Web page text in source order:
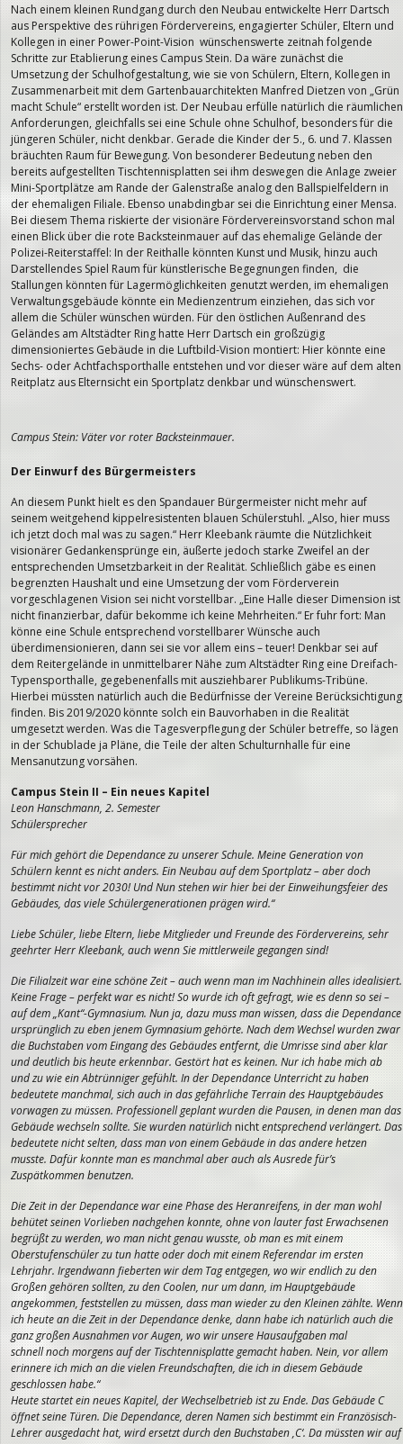
Nach einem kleinen Rundgang durch den Neubau entwickelte Herr Dartsch
aus Perspektive des rührigen Fördervereins, engagierter Schüler, Eltern und
Kollegen in einer Power-Point-Vision wünschenswerte zeitnah folgende
Schritte zur Etablierung eines Campus Stein. Da wäre zunächst die
Umsetzung der Schulhofgestaltung, wie sie von Schülern, Eltern, Kollegen in
Zusammenarbeit mit dem Gartenbauarchitekten Manfred Dietzen von „Grün
macht Schule“ erstellt worden ist. Der Neubau erfülle natürlich die räumlichen
Anforderungen, gleichfalls sei eine Schule ohne Schulhof, besonders für die
jüngeren Schüler, nicht denkbar. Gerade die Kinder der 5., 6. und 7. Klassen
bräuchten Raum für Bewegung. Von besonderer Bedeutung neben den
bereits aufgestellten Tischtennisplatten sei ihm deswegen die Anlage zweier
Mini-Sportplätze am Rande der Galenstraße analog den Ballspielfeldern in
der ehemaligen Filiale. Ebenso unabdingbar sei die Einrichtung einer Mensa.
Bei diesem Thema riskierte der visionäre Fördervereinsvorstand schon mal
einen Blick über die rote Backsteinmauer auf das ehemalige Gelände der
Polizei-Reiterstaffel: In der Reithalle könnten Kunst und Musik, hinzu auch
Darstellendes Spiel Raum für künstlerische Begegnungen finden, die
Stallungen könnten für Lagermöglichkeiten genutzt werden, im ehemaligen
Verwaltungsgebäude könnte ein Medienzentrum einziehen, das sich vor
allem die Schüler wünschen würden. Für den östlichen Außenrand des
Geländes am Altstädter Ring hatte Herr Dartsch ein großzügig
dimensioniertes Gebäude in die Luftbild-Vision montiert: Hier könnte eine
Sechs- oder Achtfachsporthalle entstehen und vor dieser wäre auf dem alten
Reitplatz aus Elternsicht ein Sportplatz denkbar und wünschenswert.
Campus Stein: Väter vor roter Backsteinmauer.
Der Einwurf des Bürgermeisters
An diesem Punkt hielt es den Spandauer Bürgermeister nicht mehr auf
seinem weitgehend kippelresistenten blauen Schülerstuhl. „Also, hier muss
ich jetzt doch mal was zu sagen.“ Herr Kleebank räumte die Nützlichkeit
visionärer Gedankensprünge ein, äußerte jedoch starke Zweifel an der
entsprechenden Umsetzbarkeit in der Realität. Schließlich gäbe es einen
begrenzten Haushalt und eine Umsetzung der vom Förderverein
vorgeschlagenen Vision sei nicht vorstellbar. „Eine Halle dieser Dimension ist
nicht finanzierbar, dafür bekomme ich keine Mehrheiten.“ Er fuhr fort: Man
könne eine Schule entsprechend vorstellbarer Wünsche auch
überdimensionieren, dann sei sie vor allem eins – teuer! Denkbar sei auf
dem Reitergelände in unmittelbarer Nähe zum Altstädter Ring eine Dreifach-
Typensporthalle, gegebenenfalls mit ausziehbarer Publikums-Tribüne.
Hierbei müssten natürlich auch die Bedürfnisse der Vereine Berücksichtigung
finden. Bis 2019/2020 könnte solch ein Bauvorhaben in die Realität
umgesetzt werden. Was die Tagesverpflegung der Schüler betreffe, so lägen
in der Schublade ja Pläne, die Teile der alten Schulturnhalle für eine
Mensanutzung vorsähen.
Campus Stein II – Ein neues Kapitel
Leon Hanschmann, 2. Semester
Schülersprecher
Für mich gehört die Dependance zu unserer Schule. Meine Generation von
Schülern kennt es nicht anders. Ein Neubau auf dem Sportplatz – aber doch
bestimmt nicht vor 2030! Und Nun stehen wir hier bei der Einweihungsfeier des
Gebäudes, das viele Schülergenerationen prägen wird.“
Liebe Schüler, liebe Eltern, liebe Mitglieder und Freunde des Fördervereins, sehr
geehrter Herr Kleebank, auch wenn Sie mittlerweile gegangen sind!
Die Filialzeit war eine schöne Zeit – auch wenn man im Nachhinein alles idealisiert.
Keine Frage – perfekt war es nicht! So wurde ich oft gefragt, wie es denn so sei –
auf dem „Kant“-Gymnasium. Nun ja, dazu muss man wissen, dass die Dependance
ursprünglich zu eben jenem Gymnasium gehörte. Nach dem Wechsel wurden zwar
die Buchstaben vom Eingang des Gebäudes entfernt, die Umrisse sind aber klar
und deutlich bis heute erkennbar. Gestört hat es keinen. Nur ich habe mich ab
und zu wie ein Abtrünniger gefühlt. In derDependance Unterricht zu haben
bedeutete manchmal, sich auch in das gefährliche Terrain des Hauptgebäudes
vorwagen zu müssen. Professionell geplant wurden die Pausen, in denen man das
Gebäude wechseln sollte. Sie wurden natürlichnichtentsprechend verlängert. Das
bedeutete nicht selten, dass man von einem Gebäude in das andere hetzen
musste. Dafür konnte man es manchmal aber auch als Ausrede für’s
Zuspätkommen benutzen.
Die Zeit in der Dependance war eine Phase des Heranreifens, in der man wohl
behütet seinen Vorlieben nachgehen konnte, ohne von lauter fast Erwachsenen
begrüßt zu werden, wo man nicht genau wusste, ob man es mit einem
Oberstufenschüler zu tun hatte oder doch mit einem Referendar im ersten
Lehrjahr. Irgendwann fieberten wir dem Tag entgegen, wo wir endlich zu den
Großen gehören sollten, zu den Coolen, nur um dann, im Hauptgebäude
angekommen, feststellen zu müssen, dass man wieder zu den Kleinen zählte. Wenn
ich heute an die Zeit in der Dependance denke, dann habe ich natürlich auch die
ganz großen Ausnahmen vor Augen, wo wir unsere Hausaufgaben mal
schnell noch morgens auf der Tischtennisplatte gemacht haben. Nein, vor allem
erinnere ich mich an die vielen Freundschaften, die ich in diesem Gebäude
geschlossen habe.“
Heute startet ein neues Kapitel, der Wechselbetrieb ist zu Ende. Das Gebäude C
öffnet seine Türen. Die Dependance, deren Namen sich bestimmt ein Französisch-
Lehrer ausgedacht hat, wird ersetzt durch den Buchstaben ‚C‘. Da müssten wir auf